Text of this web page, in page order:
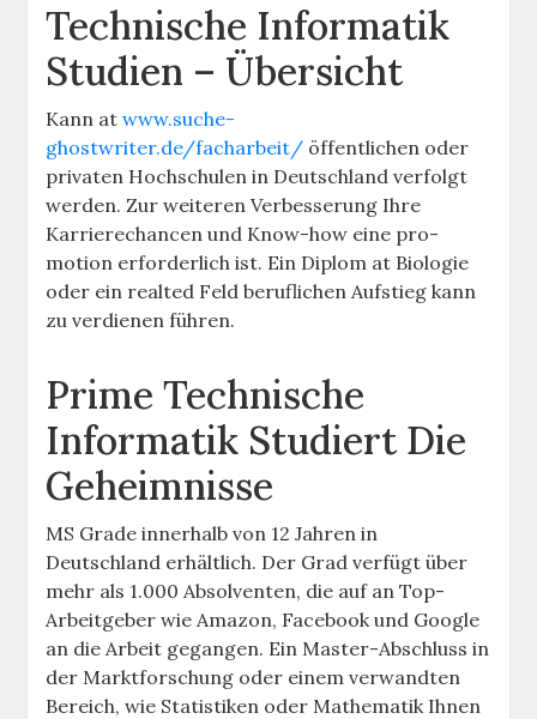
Technische Informatik
Studien – Übersicht
Kann atwww.suche-
ghostwriter.de/facharbeit/ öffentlichen oder
privaten Hochschulen in Deutschland verfolgt
werden. Zur weiteren Verbesserung Ihre
Karrierechancen und Know-how eine pro-
motion erforderlich ist. Ein Diplom at Biologie
oder ein realted Feld beruflichen Aufstieg kann
zu verdienen führen.
Prime Technische
Informatik Studiert Die
Geheimnisse
MS Grade innerhalb von 12 Jahren in
Deutschland erhältlich. Der Grad verfügt über
mehr als 1.000 Absolventen, die auf an Top-
Arbeitgeber wie Amazon, Facebook und Google
an die Arbeit gegangen. Ein Master-Abschluss in
der Marktforschung oder einem verwandten
Bereich, wie Statistiken oder Mathematik Ihnen